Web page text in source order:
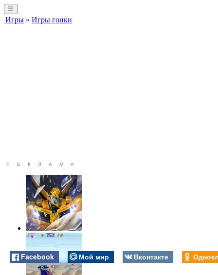
☰
Игры » Игры гонки
РЕКЛАМА
Facebook Мой мир Вконтакте